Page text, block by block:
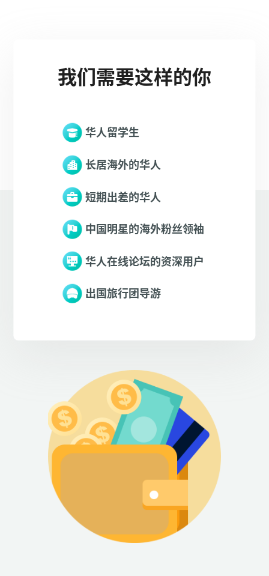
我们需要这样的你
华人留学生
长居海外的华人
短期出差的华人
中国明星的海外粉丝领袖
华人在线论坛的资深用户
出国旅行团导游